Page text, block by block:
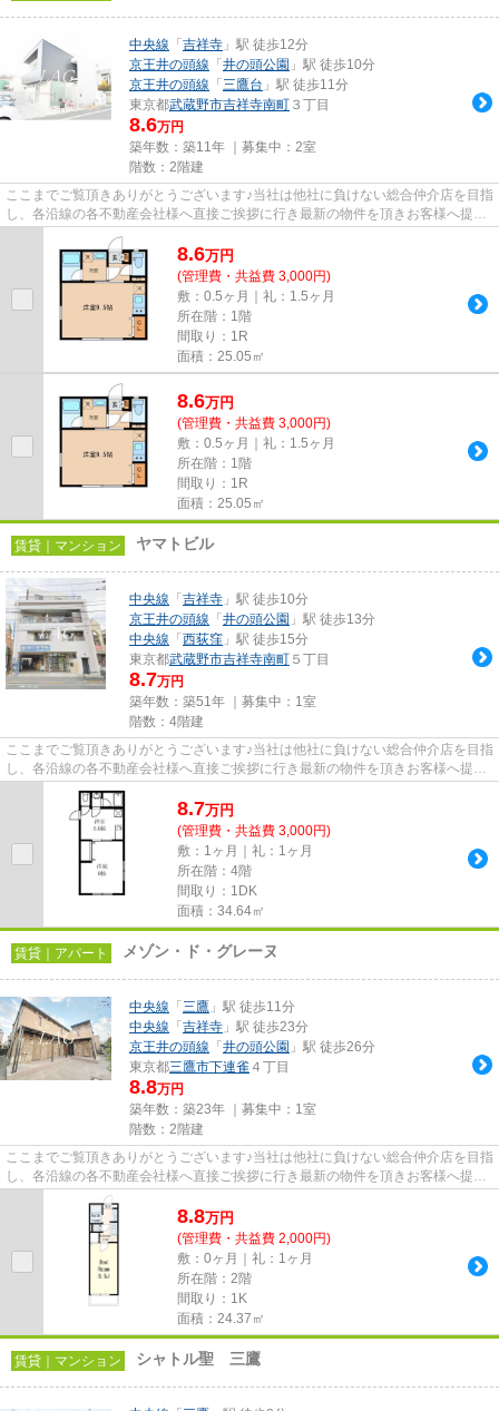
中央線 「 吉祥寺 」駅 徒歩12分
京王井の頭線 「 井の頭公園 」駅 徒歩10分
京王井の頭線 「 三鷹台 」駅 徒歩11分
東京都武蔵野市吉祥寺南町 ３丁目
8.6万円
築年数：築11年 ｜募集中： 2室
階数：2階建
ここまでご覧頂きありがとうございます♪当社は他社に負けない総合仲介店を目指
し、各沿線の各不動産会社様へ直接ご挨拶に行き最新の物件を頂きお客様へ提供
しております！最新の情報は...
8.6万円
(管理費・共益費 3,000円)
敷：0.5ヶ月｜礼：1.5ヶ月
所在階：1階
間取り：1R
面積：25.05㎡
8.6万円
(管理費・共益費 3,000円)
敷：0.5ヶ月｜礼：1.5ヶ月
所在階：1階
間取り：1R
面積：25.05㎡
賃貸｜マンション ヤマトビル
中央線 「 吉祥寺 」駅 徒歩10分
京王井の頭線 「 井の頭公園 」駅 徒歩13分
中央線 「 西荻窪 」駅 徒歩15分
東京都武蔵野市吉祥寺南町 ５丁目
8.7万円
築年数：築51年 ｜募集中： 1室
階数：4階建
ここまでご覧頂きありがとうございます♪当社は他社に負けない総合仲介店を目指
し、各沿線の各不動産会社様へ直接ご挨拶に行き最新の物件を頂きお客様へ提供
しております！最新の情報は...
8.7万円
(管理費・共益費 3,000円)
敷：1ヶ月｜礼：1ヶ月
所在階：4階
間取り：1DK
面積：34.64㎡
賃貸｜アパート メゾン・ド・グレーヌ
中央線 「 三鷹 」駅 徒歩11分
中央線 「 吉祥寺 」駅 徒歩23分
京王井の頭線 「 井の頭公園 」駅 徒歩26分
東京都三鷹市下連雀 ４丁目
8.8万円
築年数：築23年 ｜募集中： 1室
階数：2階建
ここまでご覧頂きありがとうございます♪当社は他社に負けない総合仲介店を目指
し、各沿線の各不動産会社様へ直接ご挨拶に行き最新の物件を頂きお客様へ提供
しております！最新の情報は...
8.8万円
(管理費・共益費 2,000円)
敷：0ヶ月｜礼：1ヶ月
所在階：2階
間取り：1K
面積：24.37㎡
賃貸｜マンション シャトル聖 三鷹